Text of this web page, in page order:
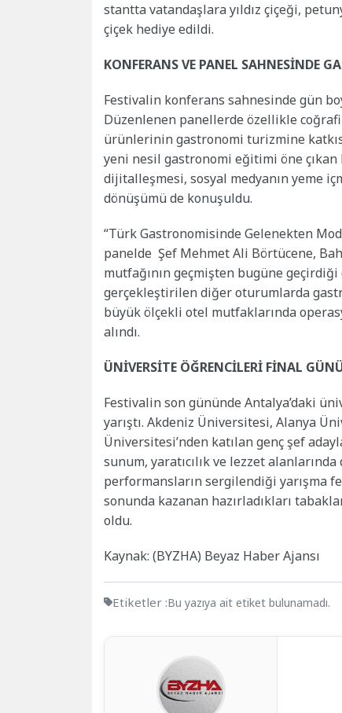
stantta vatandaşlara yıldız çiçeği,
çiçek hediye edildi.
KONFERANS VE PANEL SAHNESİNDE
Festivalin konferans sahnesinde gün
Düzenlenen panellerde özellikle
ürünlerinin gastronomi turizmine
yeni nesil gastronomi eğitimi öne çıkan
dijitalleşmesi, sosyal medyanın yeme
dönüşümü de konuşuldu.
“Türk Gastronomisinde Gelenekten
panelde Şef Mehmet Ali Börtücene,
mutfağının geçmişten bugüne
gerçekleştirilen diğer oturumlarda
büyük ölçekli otel mutfaklarında
alındı.
ÜNİVERSİTE ÖĞRENCİLERİ FİNAL
Festivalin son gününde Antalya’daki
yarıştı. Akdeniz Üniversitesi, Alanya
Üniversitesi’nden katılan genç şef
sunum, yaratıcılık ve lezzet
performansların sergilendiği yarışma
sonunda kazanan hazırladıkları
oldu.
Kaynak: (BYZHA) Beyaz Haber Ajansı
Etiketler :Bu yazıya ait etiket bulunamadı.